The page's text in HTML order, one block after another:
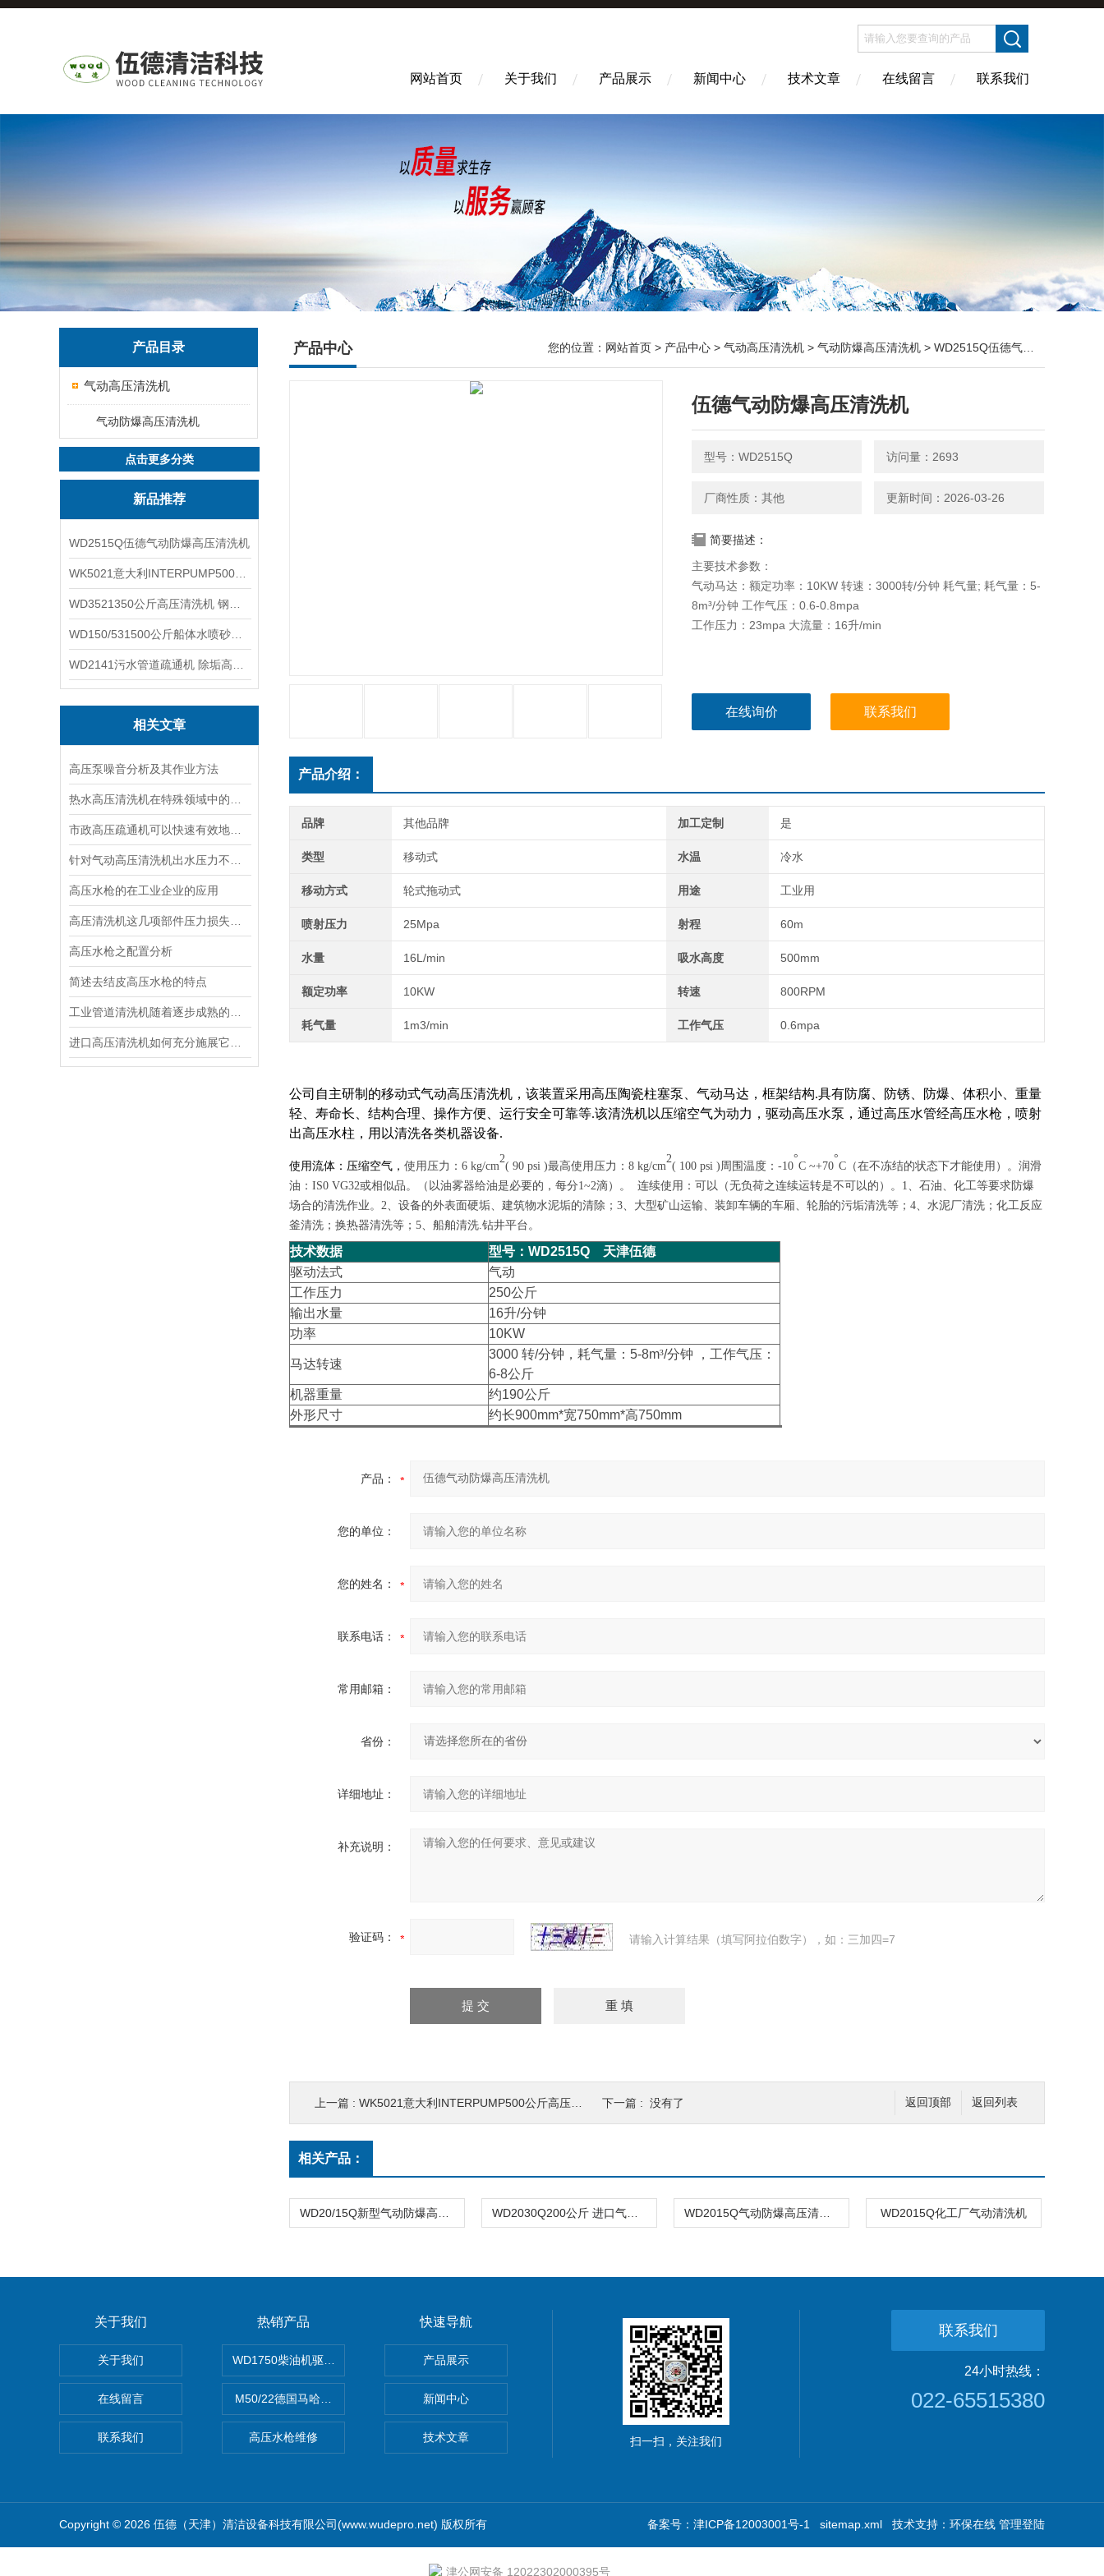
网站首页 关于我们 产品展示 新闻中心 技术文章 在线留言 联系我们
产品目录
气动高压清洗机
气动防爆高压清洗机
点击更多分类
新品推荐
WD2515Q伍德气动防爆高压清洗机
相关文章
高压泵噪音分析及其作业方法
高压水枪的在工业企业的应用
高压水枪之配置分析
简述去结皮高压水枪的特点
产品中心 您的位置： 网站首页 > 产品中心 > 气动高压清洗机 > 气动防爆高压清洗机 > WD2515Q伍德气动防爆高压清洗机
伍德气动防爆高压清洗机
型号：WD2515Q 访问量：2693
厂商性质：其他 更新时间：2026-03-26
简要描述：
主要技术参数：
气动马达：额定功率：10KW 转速：3000转/分钟 耗气量; 耗气量：5-
8m³/分钟 工作气压：0.6-0.8mpa
工作压力：23mpa 大流量：16升/min
在线询价 联系我们
产品介绍：
品牌 其他品牌 加工定制 是
类型 移动式 水温 冷水
移动方式 轮式拖动式 用途 工业用
喷射压力 25Mpa 射程 60m
水量 16L/min 吸水高度 500mm
额定功率 10KW 转速 800RPM
耗气量 1m3/min 工作气压 0.6mpa
公司自主研制的移动式气动高压清洗机 ，该装置采用高压陶瓷柱塞泵、气动马达，框架结构.具有防腐、防锈、防爆、体积小、重量
轻、寿命长、结构合理、操作方便、运行安全可靠等.该清洗机以压缩空气为动力，驱动高压水泵，通过高压水管经高压水枪，喷射
出高压水柱，用以清洗各类机器设备.
使用流体：压缩空气， 使用压力： 6 kg/cm
2
( 90 psi )最高使用压力： 8 kg/cm
2
( 100 psi )周围温度：-10
°
C ~+70
°
C（在不冻结的状态下才能使用）。润滑
油：IS0 VG32或相似品。（以油雾器给油是必要的，每分1~2滴）。
连续使用：可以（无负荷之连续运转是不可以的）。 1、石油、化工等要求防爆
场合的清洗作业。2、设备的外表面硬垢、建筑物水泥垢的清除；3、大型矿山运输、装卸车辆的车厢、轮胎的污垢清洗等；4、水泥厂清洗；化工反应
釜清洗；换热器清洗等；5、船舶清洗.钻井平台。
技术数据 型号： WD2515Q
天津伍德
驱动法式
气动
工作压力
250公斤
输出水量
16升/分钟
功率
10KW
马达转速
3000 转/分钟，耗气量： 5-8m³/分钟
，工作气压：
6-8公斤
机器重量
约190公斤
外形尺寸
约长900mm*宽750mm*高750mm
产品：
您的单位：
您的姓名：
联系电话：
常用邮箱：
省份：
详细地址：
补充说明：
验证码： 请输入计算结果（填写阿拉伯数字），如：三加四=7
返回列表
返回顶部
上一篇 : WK5021意大利INTERPUMP500公斤高压柱塞泵 下一篇 : 没有了
相关产品：
WD20/15Q新型气动防爆高压清洗机 WD2030Q200公斤 进口气动防爆高压清洗机 WD2015Q气动防爆高压清洗机 特种清洗设备 WD2015Q化工厂气动清洗机
关于我们
关于我们
在线留言
联系我们
热销产品
WD1750柴油机驱动高压清洗机
M50/22德国马哈高压清洗机
高压水枪维修
快速导航
产品展示
新闻中心
技术文章 扫一扫，关注我们
联系我们
24小时热线：
022-65515380
Copyright © 2026 伍德（天津）清洁设备科技有限公司(www.wudepro.net) 版权所有 备案号：津ICP备12003001号-1 sitemap.xml 技术支持： 环保在线 管理登陆
津公网安备 12022302000395号